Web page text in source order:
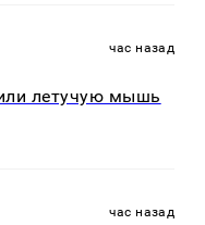
час назад
летучую мышь
час назад